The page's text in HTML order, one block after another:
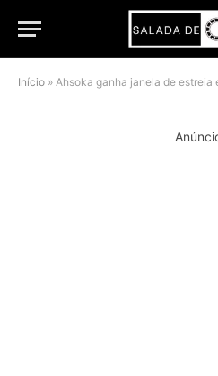
Início » Ahsoka ganha janela de estreia em 2027